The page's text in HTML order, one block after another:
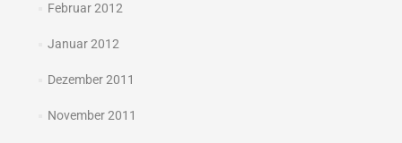
Februar 2012
Januar 2012
Dezember 2011
November 2011